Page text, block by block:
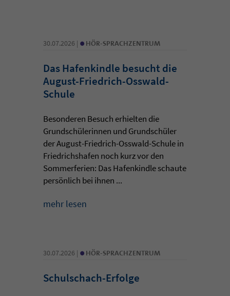
30.07.2026 | • HÖR-SPRACHZENTRUM
Das Hafenkindle besucht die
August-Friedrich-Osswald-
Schule
Besonderen Besuch erhielten die
Grundschülerinnen und Grundschüler
der August-Friedrich-Osswald-Schule in
Friedrichshafen noch kurz vor den
Sommerferien: Das Hafenkindle schaute
persönlich bei ihnen ...
mehr lesen
30.07.2026 | • HÖR-SPRACHZENTRUM
Schulschach-Erfolge